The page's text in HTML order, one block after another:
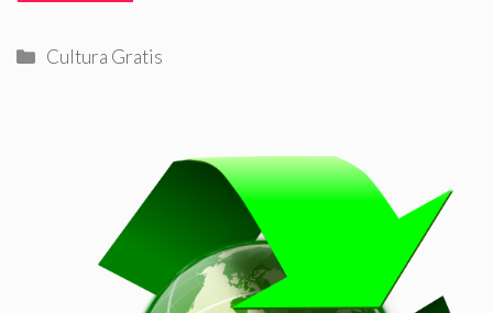
Categorías
Cultura Gratis